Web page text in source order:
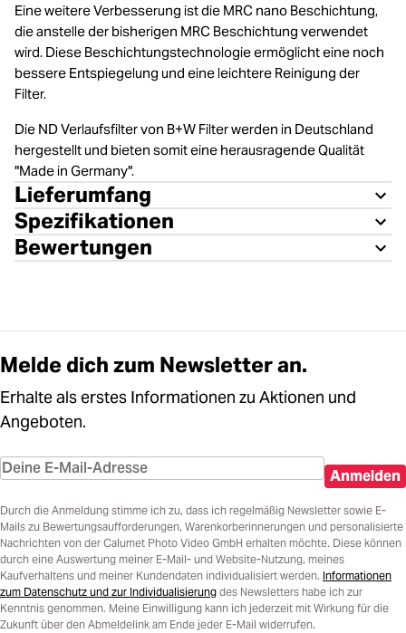
Eine weitere Verbesserung ist die MRC nano Beschichtung,
die anstelle der bisherigen MRC Beschichtung verwendet
wird. Diese Beschichtungstechnologie ermöglicht eine noch
bessere Entspiegelung und eine leichtere Reinigung der
Filter.
Die ND Verlaufsfilter von B+W Filter werden in Deutschland
hergestellt und bieten somit eine herausragende Qualität
"Made in Germany".
Lieferumfang
Spezifikationen
Bewertungen
Melde dich zum Newsletter an.
Erhalte als erstes Informationen zu Aktionen und
Angeboten.
Anmelden
Durch die Anmeldung stimme ich zu, dass ich regelmäßig Newsletter sowie E-
Mails zu Bewertungsaufforderungen, Warenkorberinnerungen und personalisierte
Nachrichten von der Calumet Photo Video GmbH erhalten möchte. Diese können
durch eine Auswertung meiner E-Mail- und Website-Nutzung, meines
Kaufverhaltens und meiner Kundendaten individualisiert werden. Informationen
zum Datenschutz und zur Individualisierung des Newsletters habe ich zur
Kenntnis genommen. Meine Einwilligung kann ich jederzeit mit Wirkung für die
Zukunft über den Abmeldelink am Ende jeder E-Mail widerrufen.